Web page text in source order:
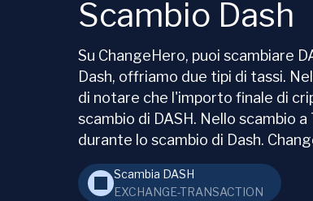
Scambio Dash
Su ChangeHero, puoi scambiare
Dash, offriamo due tipi di tassi.
di notare che l'importo finale di
scambio di DASH. Nello scambio
durante lo scambio di Dash.
Scambia DASH
EXCHANGE-TRANSACTION